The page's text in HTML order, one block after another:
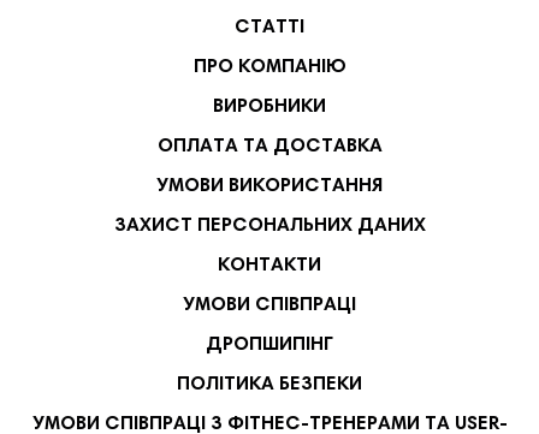
СТАТТІ
ПРО КОМПАНІЮ
ВИРОБНИКИ
ОПЛАТА ТА ДОСТАВКА
УМОВИ ВИКОРИСТАННЯ
ЗАХИСТ ПЕРСОНАЛЬНИХ ДАНИХ
КОНТАКТИ
УМОВИ СПІВПРАЦІ
ДРОПШИПІНГ
ПОЛІТИКА БЕЗПЕКИ
УМОВИ СПІВПРАЦІ З ФІТНЕС-ТРЕНЕРАМИ ТА USER-